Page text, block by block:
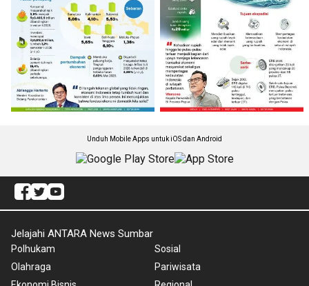
Unduh Mobile Apps untuk iOS dan Android
Jelajahi ANTARA News Sumbar
Polhukam
Olahraga
Sosial
Pariwisata